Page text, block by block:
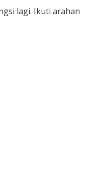
lagi. Ikuti arahan